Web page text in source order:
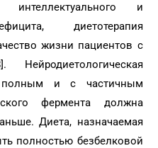
интеллектуального и
диетотерапия
жизни пациентов с
и с частичным
фермента должна
Диета, назначаемая
полностью безбелковой